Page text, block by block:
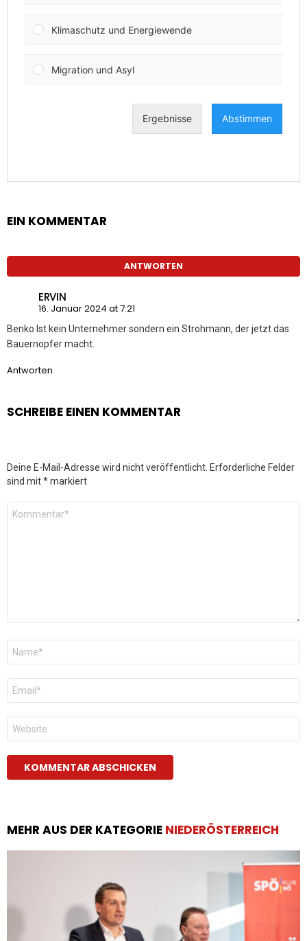
EIN KOMMENTAR
ANTWORTEN
ERVIN
16. Januar 2024 at 7:21
Benko Ist kein Unternehmer sondern ein Strohmann, der jetzt das
Bauernopfer macht.
Antworten
SCHREIBE EINEN KOMMENTAR
Deine E-Mail-Adresse wird nicht veröffentlicht. Erforderliche Felder
sind mit*markiert
Kommentar
Name
E-
Mail
*
Website
MEHR AUS DER KATEGORIE NIEDERÖSTERREICH